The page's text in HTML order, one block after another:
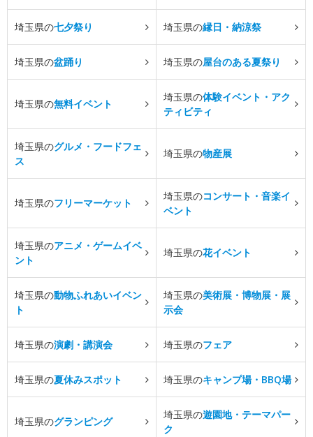
埼玉県の七夕祭り 埼玉県の縁日・納涼祭
埼玉県の盆踊り 埼玉県の屋台のある夏祭り
埼玉県の無料イベント
埼玉県の体験イベント・アク
ティビティ
埼玉県のグルメ・フードフェ
ス
埼玉県の物産展
埼玉県のフリーマーケット
埼玉県のコンサート・音楽イ
ベント
埼玉県のアニメ・ゲームイベ
ント
埼玉県の花イベント
埼玉県の動物ふれあいイベン
ト
埼玉県の美術展・博物展・展
示会
埼玉県の演劇・講演会 埼玉県のフェア
埼玉県の夏休みスポット 埼玉県のキャンプ場・BBQ場
埼玉県のグランピング
埼玉県の遊園地・テーマパー
ク